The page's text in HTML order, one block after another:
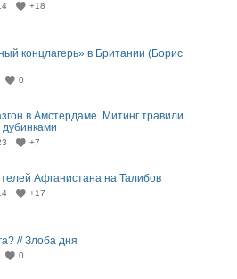
+18
концлагерь» в Британии (Борис
0
в Амстердаме. Митинг травили
+7
Афганистана на Талибов
+17
// Злоба дня
0